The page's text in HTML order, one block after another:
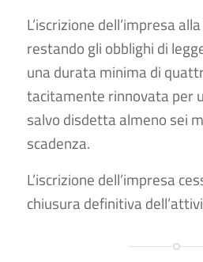
L’iscrizione dell’impresa
restando gli obblighi di
una durata minima di
tacitamente rinnovata per
salvo disdetta almeno sei
scadenza.
L’iscrizione dell’impresa
chiusura definitiva